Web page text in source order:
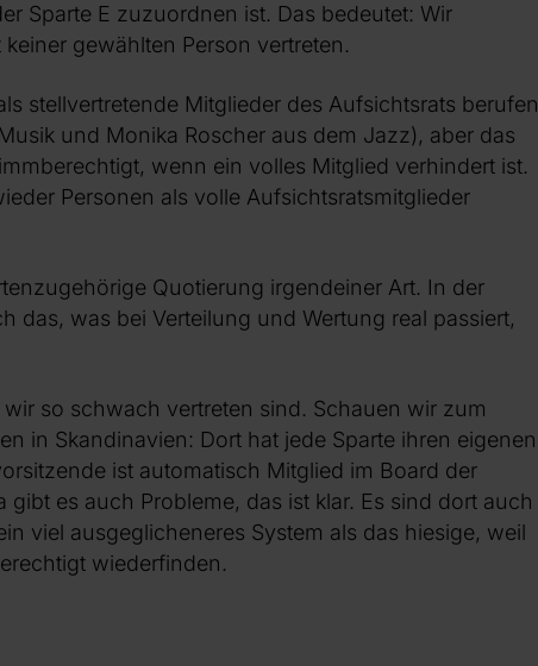
Sparte E zuzuordnen ist. Das bedeutet: Wir
gewählten Person vertreten.
stellvertretende Mitglieder des Aufsichtsrats berufen
und Monika Roscher aus dem Jazz), aber das
wenn ein volles Mitglied verhindert ist.
Personen als volle Aufsichtsratsmitglieder
Quotierung irgendeiner Art. In der
das, was bei Verteilung und Wertung real passiert,
so schwach vertreten sind. Schauen wir zum
in Skandinavien: Dort hat jede Sparte ihren eigenen
ist automatisch Mitglied im Board der
es auch Probleme, das ist klar. Es sind dort auch
viel ausgeglicheneres System als das hiesige, weil
wiederfinden.